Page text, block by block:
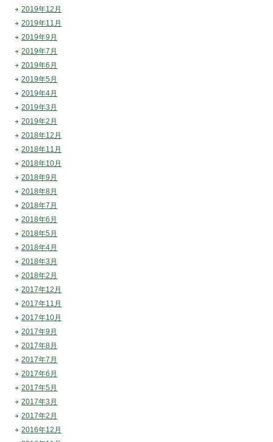
2019年12月
2019年11月
2019年9月
2019年7月
2019年6月
2019年5月
2019年4月
2019年3月
2019年2月
2018年12月
2018年11月
2018年10月
2018年9月
2018年8月
2018年7月
2018年6月
2018年5月
2018年4月
2018年3月
2018年2月
2017年12月
2017年11月
2017年10月
2017年9月
2017年8月
2017年7月
2017年6月
2017年5月
2017年3月
2017年2月
2016年12月